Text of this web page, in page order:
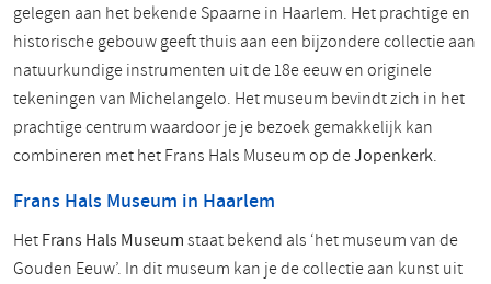
gelegen aan het bekende Spaarne in Haarlem. Het prachtige en
historische gebouw geeft thuis aan een bijzondere collectie aan
natuurkundige instrumenten uit de 18e eeuw en originele
tekeningen van Michelangelo. Het museum bevindt zich in het
prachtige centrum waardoor je je bezoek gemakkelijk kan
combineren met het Frans Hals Museum op deJopenkerk.
Frans Hals Museum in Haarlem
HetFrans Hals Museumstaat bekend als ‘het museum van de
Gouden Eeuw’. In dit museum kan je de collectie aan kunst uit